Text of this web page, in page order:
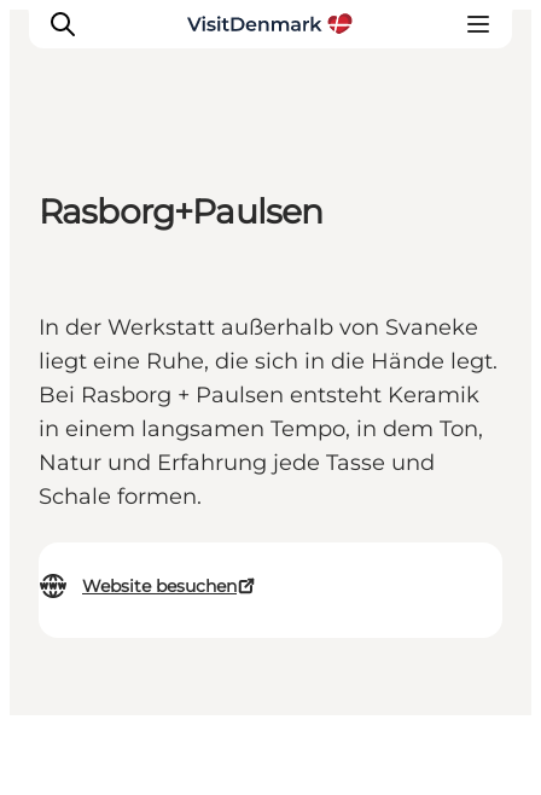
Inspiration
Regionen
Reiseplanung
Rasborg+Paulsen
In der Werkstatt außerhalb von Svaneke
liegt eine Ruhe, die sich in die Hände legt.
Bei Rasborg + Paulsen entsteht Keramik
in einem langsamen Tempo, in dem Ton,
Natur und Erfahrung jede Tasse und
Schale formen.
Website besuchen